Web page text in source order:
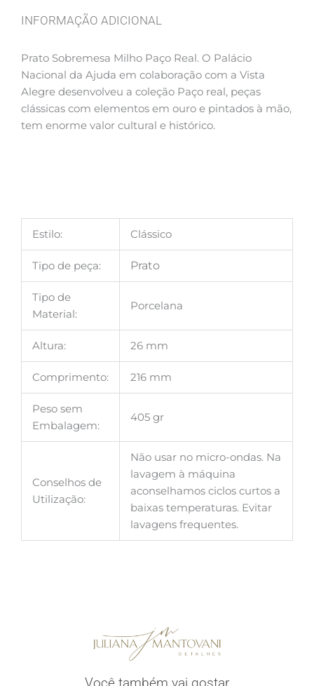
INFORMAÇÃO ADICIONAL
Prato Sobremesa Milho Paço Real. O Palácio
Nacional da Ajuda em colaboração com a Vista
Alegre desenvolveu a coleção Paço real, peças
clássicas com elementos em ouro e pintados à mão,
tem enorme valor cultural e histórico.
Estilo: Clássico
Tipo de peça: Prato
Tipo de
Material:
Porcelana
Altura: 26 mm
Comprimento: 216 mm
Peso sem
Embalagem:
405 gr
Conselhos de
Utilização:
Não usar no micro-ondas. Na
lavagem à máquina
aconselhamos ciclos curtos a
baixas temperaturas. Evitar
lavagens frequentes.
Você também vai gostar